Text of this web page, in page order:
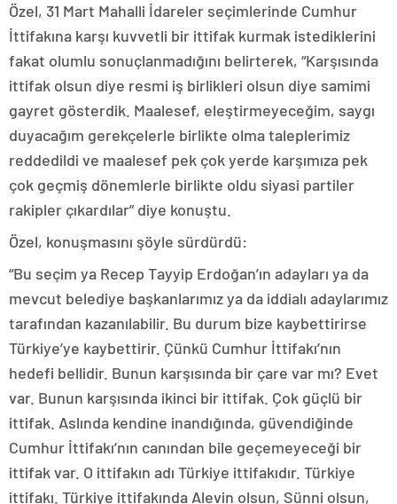
Özel, 31 Mart Mahalli İdareler seçimlerinde Cumhur
İttifakına karşı kuvvetli bir ittifak kurmak istediklerini
fakat olumlu sonuçlanmadığını belirterek, “Karşısında
ittifak olsun diye resmi iş birlikleri olsun diye samimi
gayret gösterdik. Maalesef, eleştirmeyeceğim, saygı
duyacağım gerekçelerle birlikte olma taleplerimiz
reddedildi ve maalesef pek çok yerde karşımıza pek
çok geçmiş dönemlerle birlikte oldu siyasi partiler
rakipler çıkardılar” diye konuştu.
Özel, konuşmasını şöyle sürdürdü:
“Bu seçim ya Recep Tayyip Erdoğan’ın adayları ya da
mevcut belediye başkanlarımız ya da iddialı adaylarımız
tarafından kazanılabilir. Bu durum bize kaybettirirse
Türkiye’ye kaybettirir. Çünkü Cumhur İttifakı’nın
hedefi bellidir. Bunun karşısında bir çare var mı? Evet
var. Bunun karşısında ikinci bir ittifak. Çok güçlü bir
ittifak. Aslında kendine inandığında, güvendiğinde
Cumhur İttifakı’nın canından bile geçemeyeceği bir
ittifak var. O ittifakın adı Türkiye ittifakıdır. Türkiye
ittifakı. Türkiye ittifakında Alevin olsun, Sünni olsun,